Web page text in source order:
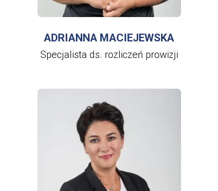
MACIEJEWSKA
ADRIANNA MACIEJEWSKA
Specjalista ds. rozliczeń prowizji